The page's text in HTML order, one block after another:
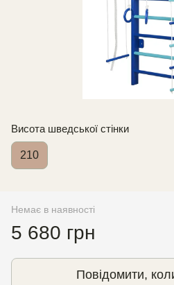
Висота шведської стінки
210
Немає в наявності
5 680 грн
Повідомити,